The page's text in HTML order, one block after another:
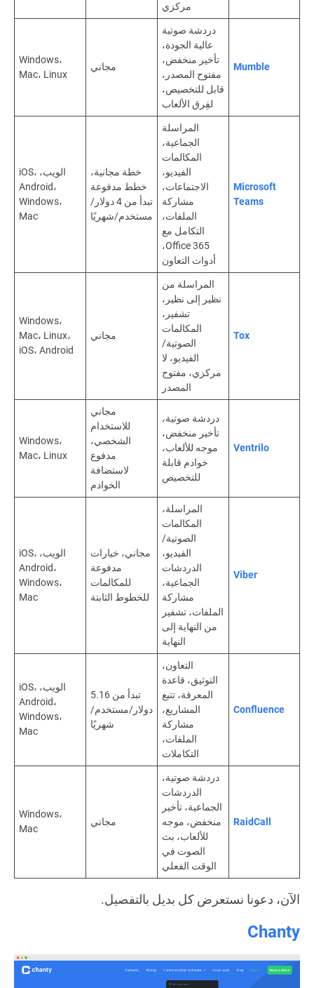
مركزي
Mumble
دردشة صوتية
عالية الجودة،
تأخير منخفض،
مفتوح المصدر،
قابل للتخصيص،
لفِرق الألعاب
مجاني
Windows،
Mac، Linux
Microsoft
Teams
المراسلة
الجماعية،
المكالمات
الفيديو،
الاجتماعات،
مشاركة
الملفات،
التكامل مع
Office 365،
أدوات التعاون
خطة مجانية،
خطط مدفوعة
تبدأ من 4 دولار/
مستخدم/شهريًا
الويب، iOS،
Android،
Windows،
Mac
Tox
المراسلة من
نظير إلى نظير،
تشفير،
المكالمات
الصوتية/
الفيديو، لا
مركزي، مفتوح
المصدر
مجاني
Windows،
Mac، Linux،
iOS، Android
Ventrilo
دردشة صوتية،
تأخير منخفض،
موجه للألعاب،
خوادم قابلة
للتخصيص
مجاني
للاستخدام
الشخصي،
مدفوع
لاستضافة
الخوادم
Windows،
Mac، Linux
Viber
المراسلة،
المكالمات
الصوتية/
الفيديو،
الدردشات
الجماعية،
مشاركة
الملفات، تشفير
من النهاية إلى
النهاية
مجاني، خيارات
مدفوعة
للمكالمات
للخطوط الثابتة
الويب، iOS،
Android،
Windows،
Mac
Confluence
التعاون،
التوثيق، قاعدة
المعرفة، تتبع
المشاريع،
مشاركة
الملفات،
التكاملات
تبدأ من 5.16
دولار/مستخدم/
شهريًا
الويب، iOS،
Android،
Windows،
Mac
RaidCall
دردشة صوتية،
الدردشات
الجماعية، تأخير
منخفض، موجه
للألعاب، بث
الصوت في
الوقت الفعلي
مجاني
Windows،
Mac
الآن، دعونا نستعرض كل بديل بالتفصيل.
Chanty